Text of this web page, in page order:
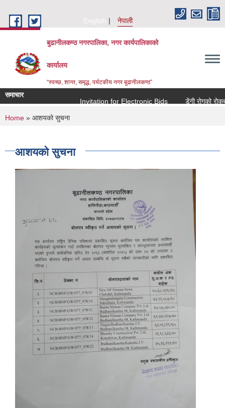
English
नेपाली
बुढानीलकण्ठ नगरपालिका, नगर कार्यपालिकाको
कार्यालय
“स्वच्छ, शान्त, समृद्ध, पर्यटकीय नगर बुढानीलकण्ठ”
समाचार
Invitation for Electronic Bids
डेंगी रोगको
You are here
Home » आशयको सुचना
आशयको सुचना